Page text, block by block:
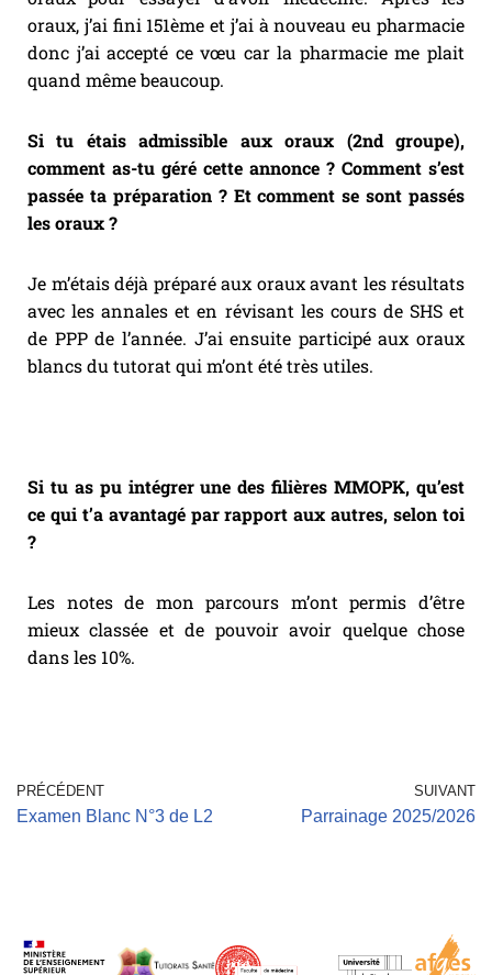
oraux, j’ai fini 151ème et j’ai à nouveau eu pharmacie
donc j’ai accepté ce vœu car la pharmacie me plait
quand même beaucoup.
Si tu étais admissible aux oraux (2nd groupe),
comment as-tu géré cette annonce ? Comment s’est
passée ta préparation ? Et comment se sont passés
les oraux ?
Je m’étais déjà préparé aux oraux avant les résultats
avec les annales et en révisant les cours de SHS et
de PPP de l’année. J’ai ensuite participé aux oraux
blancs du tutorat qui m’ont été très utiles.
Si tu as pu intégrer une des filières MMOPK, qu’est
ce qui t’a avantagé par rapport aux autres, selon toi
?
Les notes de mon parcours m’ont permis d’être
mieux classée et de pouvoir avoir quelque chose
dans les 10%.
PRÉCÉDENT
Examen Blanc N°3 de L2
SUIVANT
Parrainage 2025/2026